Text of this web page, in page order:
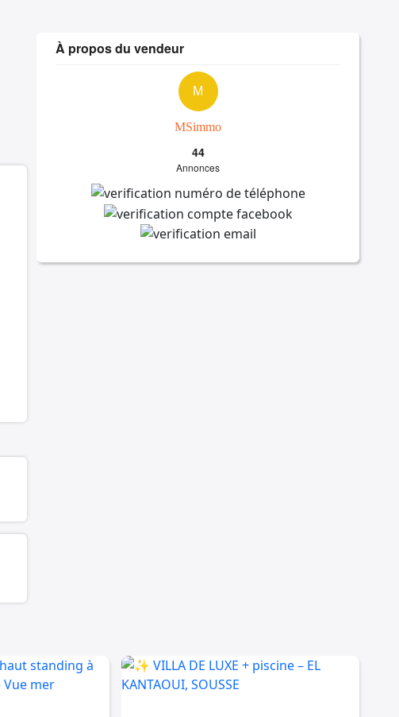
À propos du vendeur
M
MSimmo
44
Annonces